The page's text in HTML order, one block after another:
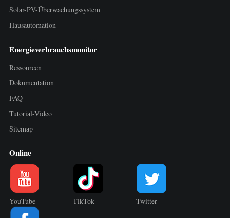
Solar-PV-Überwachungssystem
Hausautomation
Energieverbrauchsmonitor
Ressourcen
Dokumentation
FAQ
Tutorial-Video
Sitemap
Online
YouTube TikTok Twitter